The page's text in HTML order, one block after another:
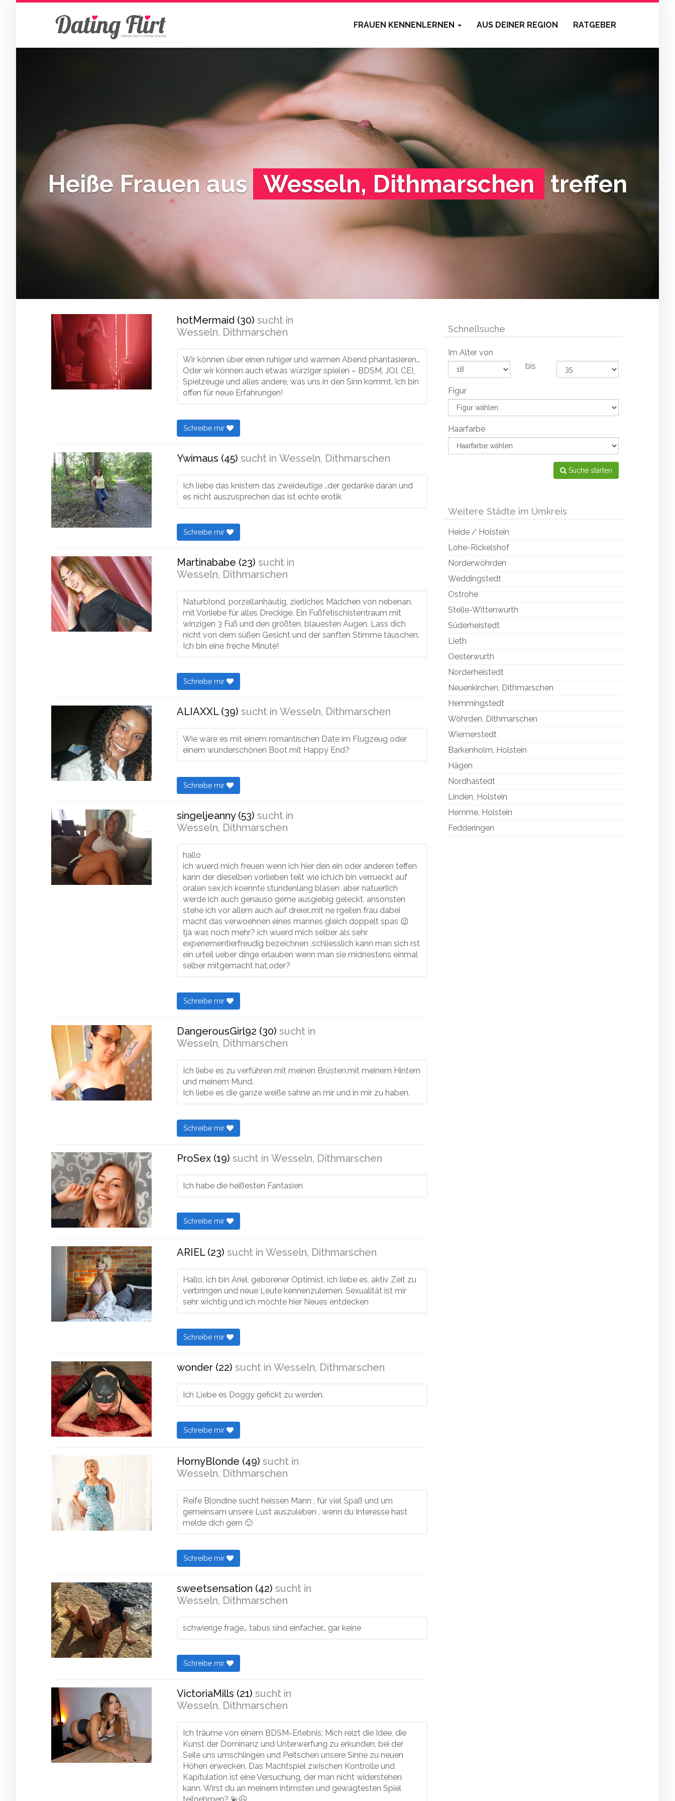
FRAUEN KENNENLERNEN AUS DEINER REGION RATGEBER
Heiße Frauen aus Wesseln, Dithmarschen treffen
hotMermaid (30) sucht in
Wesseln, Dithmarschen
Wir können über einen ruhiger und warmen Abend phantasieren…
Oder wir können auch etwas würziger spielen – BDSM, JOI, CEI,
Spielzeuge und alles andere, was uns in den Sinn kommt. Ich bin
offen für neue Erfahrungen!
Schreibe mir
Ywimaus (45) sucht in Wesseln, Dithmarschen
Ich liebe das knistern das zweideutige ..der gedanke daran und
es nicht auszusprechen das ist echte erotik
Schreibe mir
Martinababe (23) sucht in
Wesseln, Dithmarschen
Naturblond, porzellanhäutig, zierliches Mädchen von nebenan,
mit Vorliebe für alles Dreckige. Ein Fußfetischistentraum mit
winzigen 3 Fuß und den größten, blauesten Augen. Lass dich
nicht von dem süßen Gesicht und der sanften Stimme täuschen.
Ich bin eine freche Minute!
Schreibe mir
ALIAXXL (39) sucht in Wesseln, Dithmarschen
Wie wäre es mit einem romantischen Date im Flugzeug oder
einem wunderschönen Boot mit Happy End?
Schreibe mir
singeljeanny (53) sucht in
Wesseln, Dithmarschen
hallo
ich wuerd mich freuen wenn ich hier den ein oder anderen teffen
kann der dieselben vorlieben teilt wie ich.ich bin verrueckt auf
oralen sex,ich koennte stundenlang blasen ,aber natuerlich
werde ich auch genauso gerne ausgiebig geleckt. ansonsten
stehe ich vor allem auch auf dreier..mit ne rgeilen frau dabei
macht das verwoehnen eines mannes gleich doppelt spas 😉
tja was noch mehr? ich wuerd mich selber als sehr
experiementierfreudig bezeichnen ,schliesslich kann man sich rst
ein urteil ueber dinge erlauben wenn man sie midnestens einmal
selber mitgemacht hat,oder?
Schreibe mir
DangerousGirl92 (30) sucht in
Wesseln, Dithmarschen
Ich liebe es zu verführen mit meinen Brüsten,mit meinem Hintern
und meinem Mund.
Ich liebe es die ganze weiße sahne an mir und in mir zu haben.
Schreibe mir
ProSex (19) sucht in Wesseln, Dithmarschen
Ich habe die heißesten Fantasien
Schreibe mir
ARIEL (23) sucht in Wesseln, Dithmarschen
Hallo, ich bin Ariel, geborener Optimist, ich liebe es, aktiv Zeit zu
verbringen und neue Leute kennenzulernen. Sexualität ist mir
sehr wichtig und ich möchte hier Neues entdecken
Schreibe mir
wonder (22) sucht in Wesseln, Dithmarschen
Ich Liebe es Doggy gefickt zu werden.
Schreibe mir
HornyBlonde (49) sucht in
Wesseln, Dithmarschen
Reife Blondine sucht heissen Mann , für viel Spaß und um
gemeinsam unsere Lust auszuleben , wenn du Interesse hast
melde dich gern 🙂
Schreibe mir
sweetsensation (42) sucht in
Wesseln, Dithmarschen
schwierige frage… tabus sind einfacher… gar keine
Schreibe mir
VictoriaMills (21) sucht in
Wesseln, Dithmarschen
Ich träume von einem BDSM-Erlebnis: Mich reizt die Idee, die
Kunst der Dominanz und Unterwerfung zu erkunden, bei der
Seile uns umschlingen und Peitschen unsere Sinne zu neuen
Höhen erwecken. Das Machtspiel zwischen Kontrolle und
Kapitulation ist eine Versuchung, der man nicht widerstehen
kann. Wirst du an meinem intimsten und gewagtesten Spiel
Schnellsuche
Im Alter von
bis
Figur
Haarfarbe
Suche starten
Weitere Städte im Umkreis
Heide / Holstein
Lohe-Rickelshof
Norderwöhrden
Weddingstedt
Ostrohe
Stelle-Wittenwurth
Süderheistedt
Lieth
Oesterwurth
Norderheistedt
Neuenkirchen, Dithmarschen
Hemmingstedt
Wöhrden, Dithmarschen
Wiemerstedt
Barkenholm, Holstein
Hägen
Nordhastedt
Linden, Holstein
Hemme, Holstein
Fedderingen